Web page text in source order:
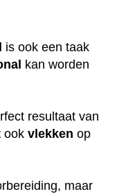
is ook een taak
kan worden
resultaat van
ook vlekken op
maar